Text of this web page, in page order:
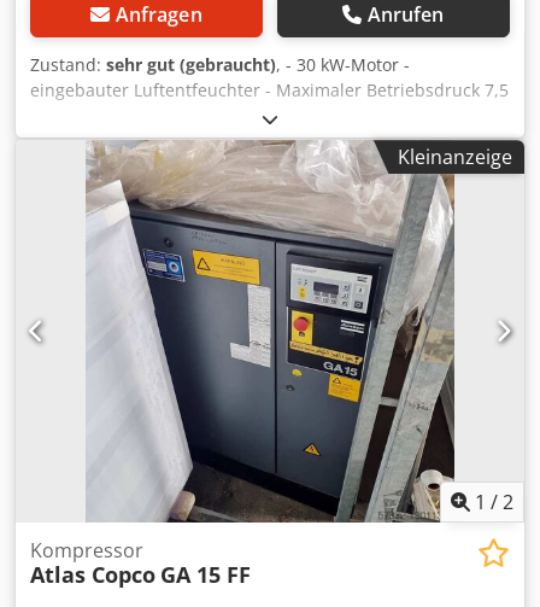
Anfragen Anrufen
Zustand: sehr gut (gebraucht), - 30 kW-Motor -
eingebauter Luftentfeuchter - Maximaler Betriebsdruck 7,5
Kleinanzeige
1 /2
Kompressor
Atlas Copco GA 15 FF